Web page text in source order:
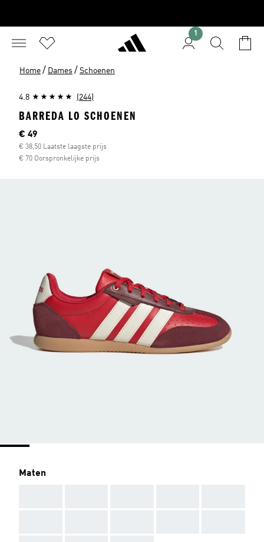
1
Home / Dames / Schoenen
4.8 (244)
BARREDA LO SCHOENEN
Huidige prijs
€ 49
€ 38,50 Laatste laagste prijs
€ 70 Oorspronkelijke prijs
Maten